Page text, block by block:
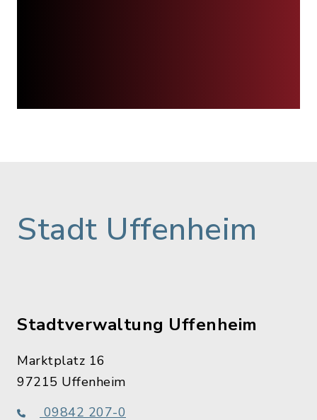
Stadt Uffenheim
Stadtverwaltung Uffenheim
Marktplatz 16
97215 Uffenheim
09842 207-0